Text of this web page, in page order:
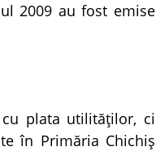
2009 au fost emise
plata utilităţilor, ci
în Primăria Chichiş